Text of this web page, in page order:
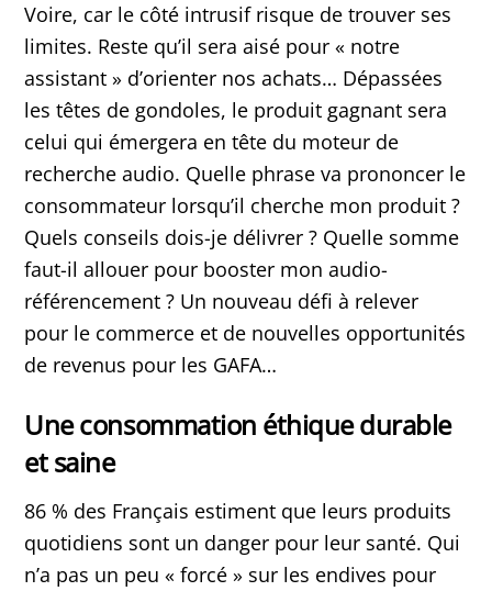
Voire, car le côté intrusif risque de trouver ses
limites. Reste qu’il sera aisé pour « notre
assistant » d’orienter nos achats… Dépassées
les têtes de gondoles, le produit gagnant sera
celui qui émergera en tête du moteur de
recherche audio. Quelle phrase va prononcer le
consommateur lorsqu’il cherche mon produit ?
Quels conseils dois-je délivrer ? Quelle somme
faut-il allouer pour booster mon audio-
référencement ? Un nouveau défi à relever
pour le commerce et de nouvelles opportunités
de revenus pour les GAFA…
Une consommation éthique durable
et saine
86 % des Français estiment que leurs produits
quotidiens sont un danger pour leur santé. Qui
n’a pas un peu « forcé » sur les endives pour